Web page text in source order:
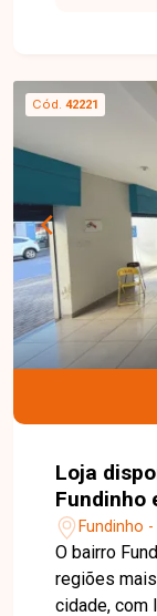
tipos de
mezanino,
Uma
instalar sua
valorizado
informações
este imóvel
Cód. 42221
Loja
Fundinho
Fundinho
O bairro
regiões
cidade, com